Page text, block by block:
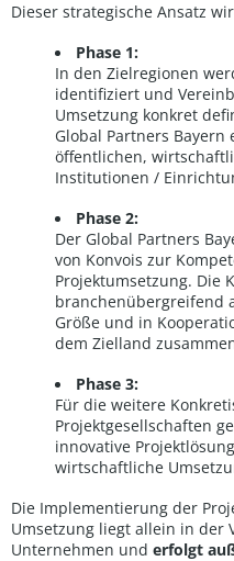
Dieser strategische Ansatz
Phase 1:
In den Zielregionen
identifiziert und
Umsetzung konkret
Global Partners
öffentlichen,
Institutionen /
Phase 2:
Der Global Partners
von Konvois zur
Projektumsetzung. Die
branchenübergreifend
Größe und in
dem Zielland
Phase 3:
Für die weitere
Projektgesellschaften
innovative
wirtschaftliche
Die Implementierung der
Umsetzung liegt allein in der
Unternehmen und erfolgt